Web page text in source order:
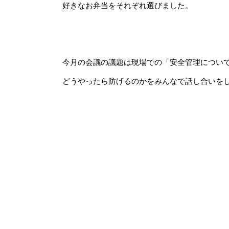
好きなお弁当をそれぞれ選びました。
今月の会議の議題は現場での「安全管理につい
どうやったら防げるのかをみんなで話し合いを